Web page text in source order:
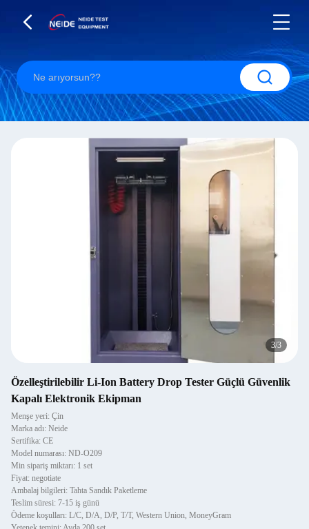
3/3
Özelleştirilebilir Li-Ion Battery Drop Tester Güçlü Güvenlik
Kapalı Elektronik Ekipman
Menşe yeri: Çin
Marka adı: Neide
Sertifika: CE
Model numarası: ND-O209
Min sipariş miktarı: 1 set
Fiyat: negotiate
Ambalaj bilgileri: Tahta Sandık Paketleme
Teslim süresi: 7-15 iş günü
Ödeme koşulları: L/C, D/A, D/P, T/T, Western Union, MoneyGram